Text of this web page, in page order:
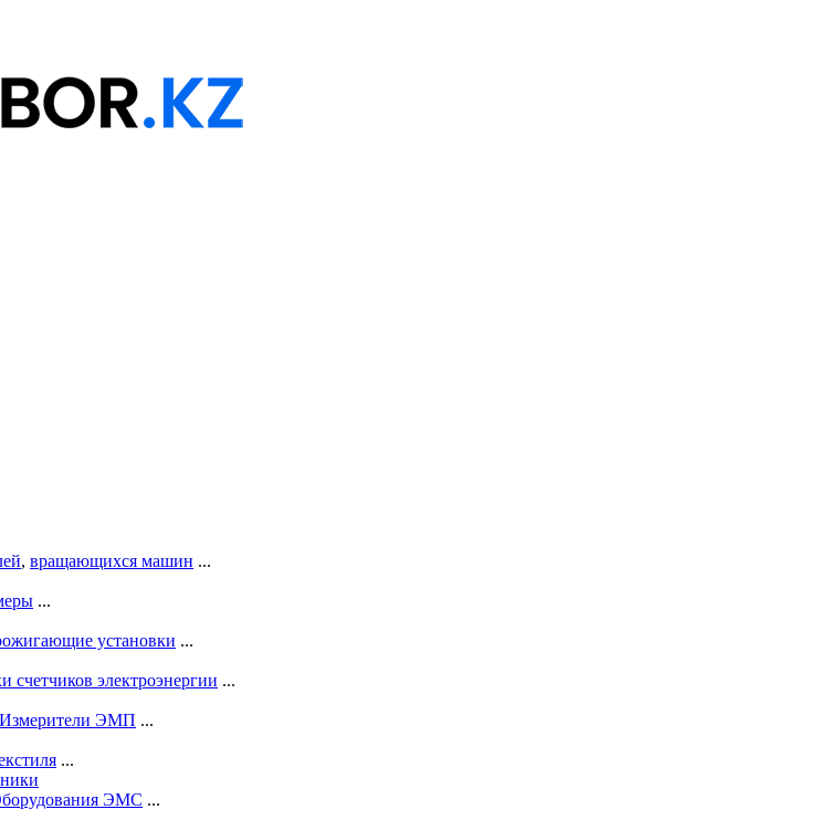
, вращающихся машин ...
...
установки ...
счетчиков электроэнергии ...
Измерители ЭМП ...
...
ЭМС ...